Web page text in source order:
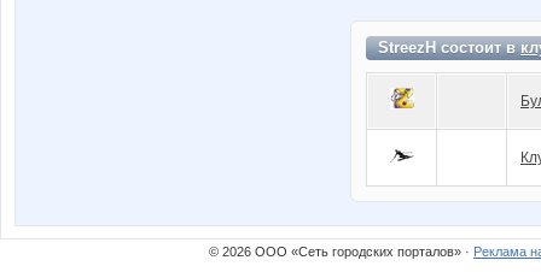
StreezH состоит в
© 2026 ООО «Сеть городских порталов» · Реклама